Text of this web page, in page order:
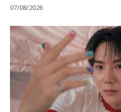
07/08/2026